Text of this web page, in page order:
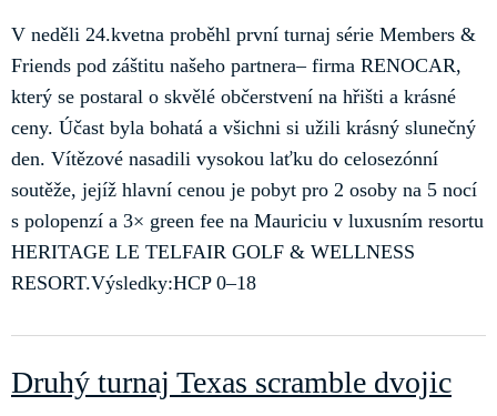
V neděli 24.kvetna proběhl první turnaj série Members &
Friends pod záštitu našeho partnera– firma RENOCAR,
který se postaral o skvělé občerstvení na hřišti a krásné
ceny. Účast byla bohatá a všichni si užili krásný slunečný
den. Vítězové nasadili vysokou laťku do celosezónní
soutěže, jejíž hlavní cenou je pobyt pro 2 osoby na 5 nocí
s polopenzí a 3× green fee na Mauriciu v luxusním resortu
HERITAGE LE TELFAIR GOLF & WELLNESS
RESORT.Výsledky:HCP 0–18
Druhý turnaj Texas scramble dvojic